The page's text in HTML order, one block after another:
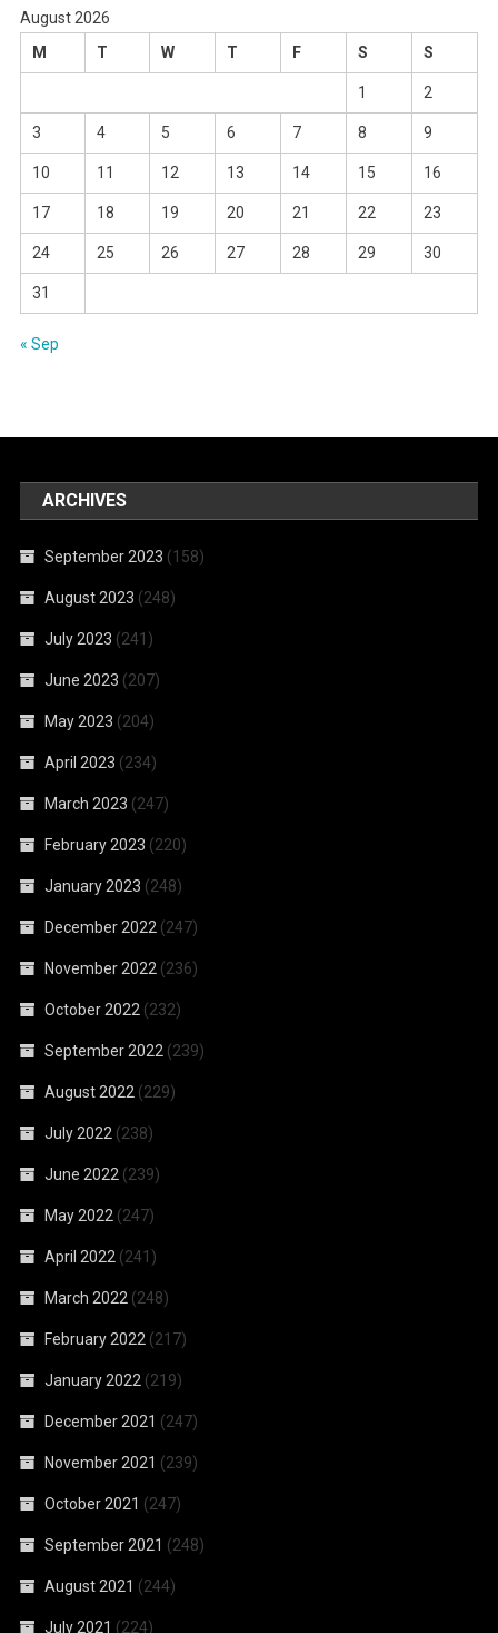
August 2026
M
T W T F S S
1 2
3 4 5 6 7 8 9
10 11 12 13 14 15 16
17 18 19 20 21 22 23
24 25 26 27 28 29 30
31
« Sep
ARCHIVES
September 2023 (158)
August 2023 (248)
July 2023 (241)
June 2023 (207)
May 2023 (204)
April 2023 (234)
March 2023 (247)
February 2023 (220)
January 2023 (248)
December 2022 (247)
November 2022 (236)
October 2022 (232)
September 2022 (239)
August 2022 (229)
July 2022 (238)
June 2022 (239)
May 2022 (247)
April 2022 (241)
March 2022 (248)
February 2022 (217)
January 2022 (219)
December 2021 (247)
November 2021 (239)
October 2021 (247)
September 2021 (248)
August 2021 (244)
July 2021 (224)